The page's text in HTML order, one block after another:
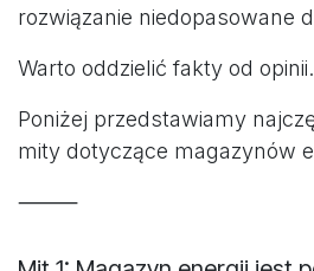
rozwiązanie niedopasowane
Warto oddzielić fakty od opinii.
Poniżej przedstawiamy
mity dotyczące magazynów
⸻